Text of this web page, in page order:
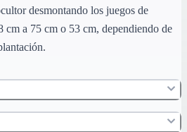
desmontando los juegos de
cm a 75 cm o 53 cm, dependiendo de